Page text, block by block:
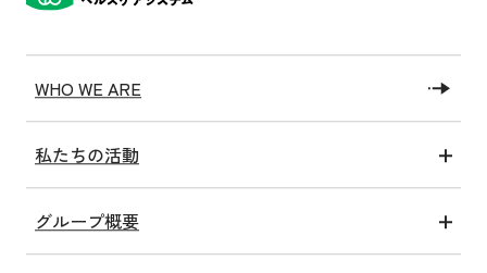
WHO WE ARE
私たちの活動
医療アクト
介護アクト
健康アクト
グループ概要
グループ情報